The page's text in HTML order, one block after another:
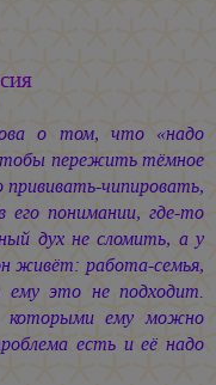
о том, что «надо
пережить тёмное
прививать-чипировать,
его понимании, где-то
дух не сломить, а у
живёт: работа-семья,
ему это не подходит.
которыми ему можно
есть и её надо